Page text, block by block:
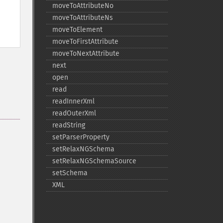
moveToAttributeNo
moveToAttributeNs
moveToElement
moveToFirstAttribute
moveToNextAttribute
next
open
read
readInnerXml
readOuterXml
readString
setParserProperty
setRelaxNGSchema
setRelaxNGSchemaSource
setSchema
XML